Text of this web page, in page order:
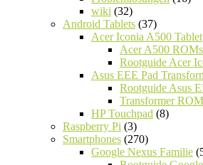
wiki (32)
Android Tablets (37)
Acer Iconia A500 Tablet
Acer A500 ROMs
Rootguide Acer
Asus EEE Pad
Rootguide Asus
Transformer
HP Touchpad (8)
Raspberry Pi (3)
Smartphones (270)
Google Nexus Familie